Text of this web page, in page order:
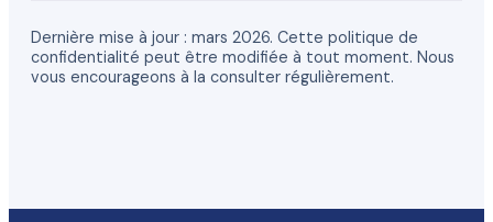
Dernière mise à jour : mars 2026. Cette politique de
confidentialité peut être modifiée à tout moment. Nous
vous encourageons à la consulter régulièrement.